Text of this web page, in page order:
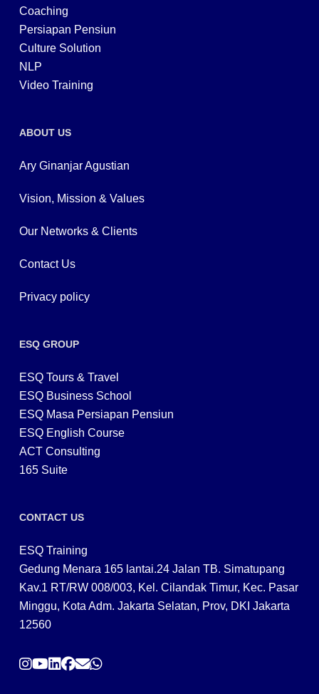
Coaching
Persiapan Pensiun
Culture Solution
NLP
Video Training
ABOUT US
Ary Ginanjar Agustian
Vision, Mission & Values
Our Networks & Clients
Contact Us
Privacy policy
ESQ GROUP
ESQ Tours & Travel
ESQ Business School
ESQ Masa Persiapan Pensiun
ESQ English Course
ACT Consulting
165 Suite
CONTACT US
ESQ Training
Gedung Menara 165 lantai.24 Jalan TB. Simatupang
Kav.1 RT/RW 008/003, Kel. Cilandak Timur, Kec. Pasar
Minggu, Kota Adm. Jakarta Selatan, Prov, DKI Jakarta
12560